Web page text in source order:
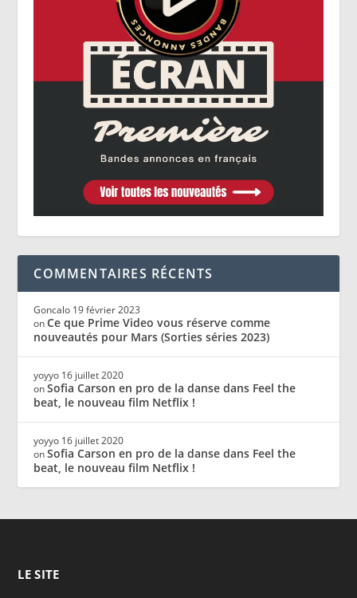
COMMENTAIRES RÉCENTS
Goncalo 19 février 2023
onCe que Prime Video vous réserve comme
nouveautés pour Mars (Sorties séries 2023)
yoyyo 16 juillet 2020
onSofia Carson en pro de la danse dans Feel the
beat, le nouveau film Netflix !
yoyyo 16 juillet 2020
onSofia Carson en pro de la danse dans Feel the
beat, le nouveau film Netflix !
LE SITE